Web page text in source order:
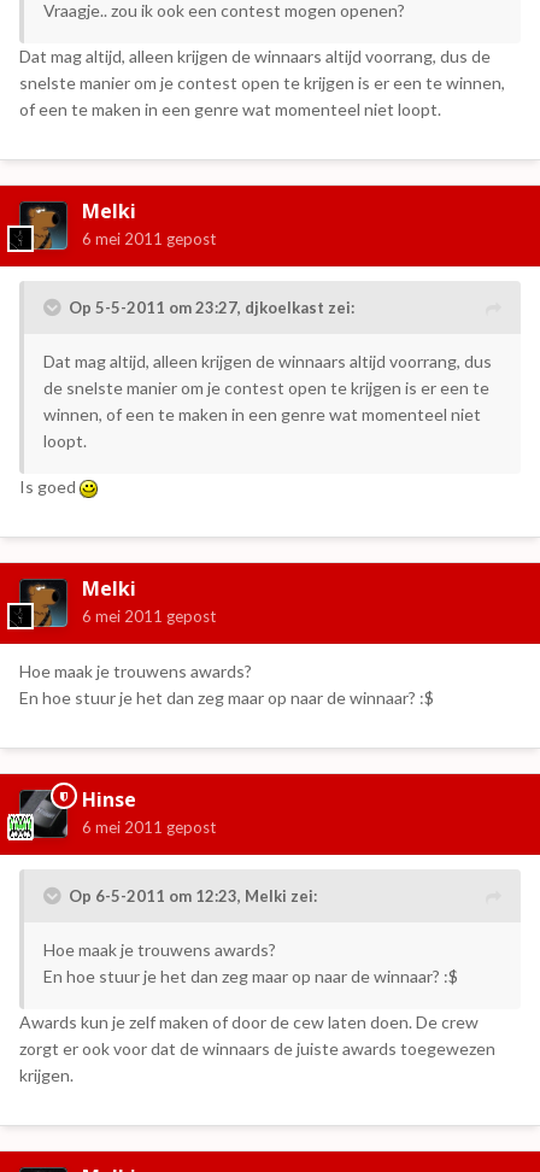
Vraagje.. zou ik ook een contest mogen openen?
Dat mag altijd, alleen krijgen de winnaars altijd voorrang, dus de
snelste manier om je contest open te krijgen is er een te winnen,
of een te maken in een genre wat momenteel niet loopt.
Melki
6 mei 2011 gepost
Op 5-5-2011 om 23:27, djkoelkast zei:
Dat mag altijd, alleen krijgen de winnaars altijd voorrang, dus
de snelste manier om je contest open te krijgen is er een te
winnen, of een te maken in een genre wat momenteel niet
loopt.
Is goed
Melki
6 mei 2011 gepost
Hoe maak je trouwens awards?
En hoe stuur je het dan zeg maar op naar de winnaar? :$
Hinse
6 mei 2011 gepost
Op 6-5-2011 om 12:23, Melki zei:
Hoe maak je trouwens awards?
En hoe stuur je het dan zeg maar op naar de winnaar? :$
Awards kun je zelf maken of door de cew laten doen. De crew
zorgt er ook voor dat de winnaars de juiste awards toegewezen
krijgen.